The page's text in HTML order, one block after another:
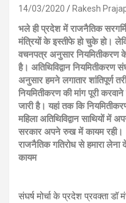
14/03/2020 Rakesh
भले ही प्रदेश में राजनैतिक
मंत्रियों के इस्तीफे हो चुके हो।
वचनपत्र अनुसार नियमितीकरण
है। अतिथिविद्वान नियमितीकरण
अनुसार हमने लगातार शांतिपूर्ण
नियमितीकरण की मांग पूरी
जारी है। यहां तक कि
महिला अतिथिविद्वान साथियों
सरकार अपने रुख में कायम रही।
राजनैतिक गतिरोध से हमारा लेना
कायम
संघर्ष मोर्चा के प्रदेश प्रवक्ता